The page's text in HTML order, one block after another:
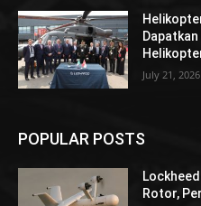
July 21, 2026
POPULAR POSTS
Rotor,